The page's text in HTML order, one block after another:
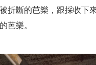
折斷的芭樂，跟採收下
芭樂。